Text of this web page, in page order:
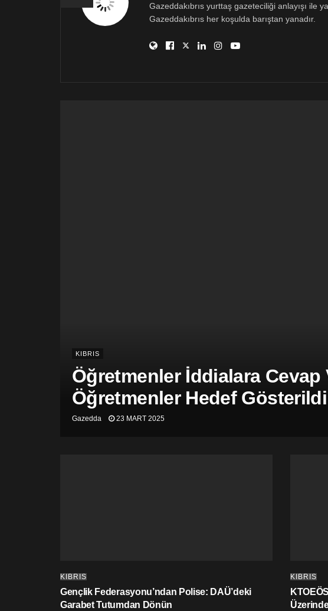
Gazeddakıbrıs yurttaş gazeteciliği anlayışı ile
Gazeddakıbrıs her koşulda barıştan yanadır.
KIBRIS
Öğretmenler İddialara
Öğretmenler Hedef Gösterildi
Gazedda 23 MART 2025
KIBRIS
Gençlik Federasyonu’ndan Polise: DAÜ’deki
Garabet Tutumdan Dönün
KIBRIS